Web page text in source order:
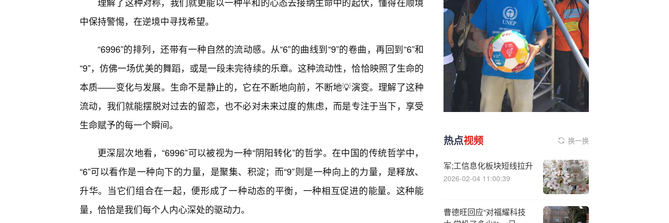
中保持警惕，在逆境中寻找希望。
“6996”的排列，还带有一种自然的流动感。从“6”的曲线到“9”的卷曲，再回到“6”和
“9”，仿佛一场优美的舞蹈，或是一段未完待续的乐章。这种流动性，恰恰映照了生命的
本质——变化与发展。生命不是静止的，它在不断地向前，不断地💡演变。理解了这种
流动，我们就能摆脱对过去的留恋，也不必对未来过度的焦虑，而是专注于当下，享受
生命赋予的每一个瞬间。
更深层次地看，“6996”可以被视为一种“阴阳转化”的哲学。在中国的传统哲学中，
“6”可以看作是一种向下的力量，是聚集、积淀；而“9”则是一种向上的力量，是释放、
升华。当它们组合在一起，便形成了一种动态的平衡，一种相互促进的能量。这种能
量，恰恰是我们每个人内心深处的驱动力。
热点视频 换一换
军;工信息化板块短线拉升
2026-02-04 11:00:39
曹德旺回应“对福耀科技